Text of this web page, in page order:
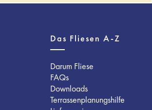
Das Fliesen A-Z
Darum Fliese
FAQs
Downloads
Terrassenplanungshilfe